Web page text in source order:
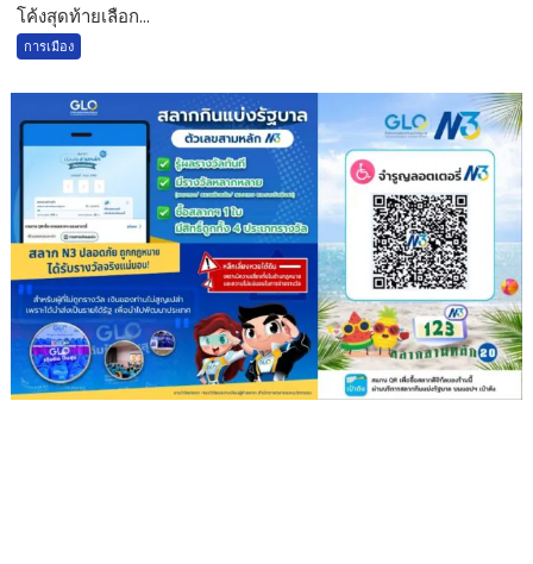
โค้งสุดท้ายเลือก...
การเมือง